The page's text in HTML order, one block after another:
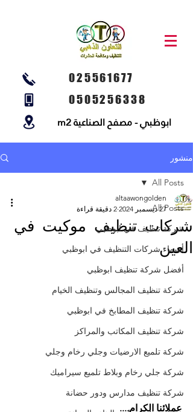
025561677
0505256338
ابوظبي - مصفح الصناعية m2
منشور
All Posts
شركة تنظيف في ابوظبي
أسماء شركات التنظيف في ابوظبي
أفضل شركة تنظيف ابوظبي
شركة تنظيف المجالس وتنظيف الخيام
شركة تنظيف المطابخ في ابوظبي
شركة تنظيف المكاتب والمراكز
شركة تلميع الارضيات وجلي رخام وجلي
شركة جلي رخام وبلاط تلميع سيراميك
شركة تنظيف مدارس ودور حضانة
All Posts
شركات تنظيف موكيت في
العين
altaawongolden
27 ديسمبر 2024
2 دقيقة قراءة
عملائنا الكرام....